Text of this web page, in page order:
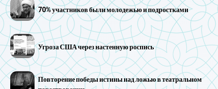
70% участников были молодежью и подростками
Угроза США через настенную роспись
Повторение победы истины над ложью в театральном